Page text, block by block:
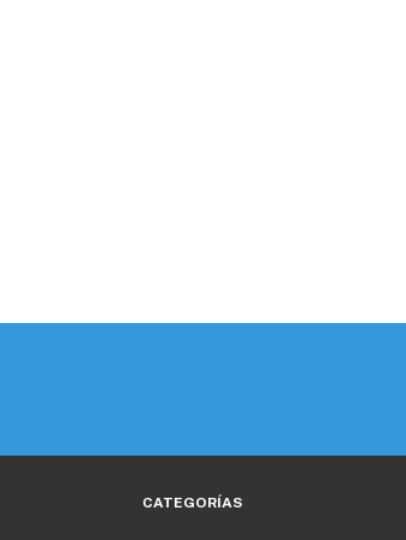
CATEGORÍAS